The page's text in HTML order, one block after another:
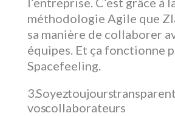
méthodologie Agile que
sa manière de collaborer
équipes. Et ça fonctionne
Spacefeeling.
3. Soyez toujours
vos collaborateurs